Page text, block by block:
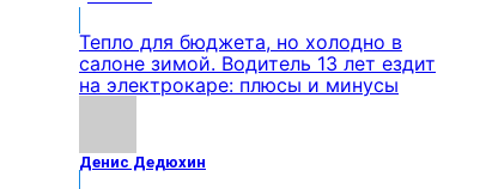
Тепло для бюджета, но холодно в
салоне зимой. Водитель 13 лет ездит
на электрокаре: плюсы и минусы
Денис Дедюхин